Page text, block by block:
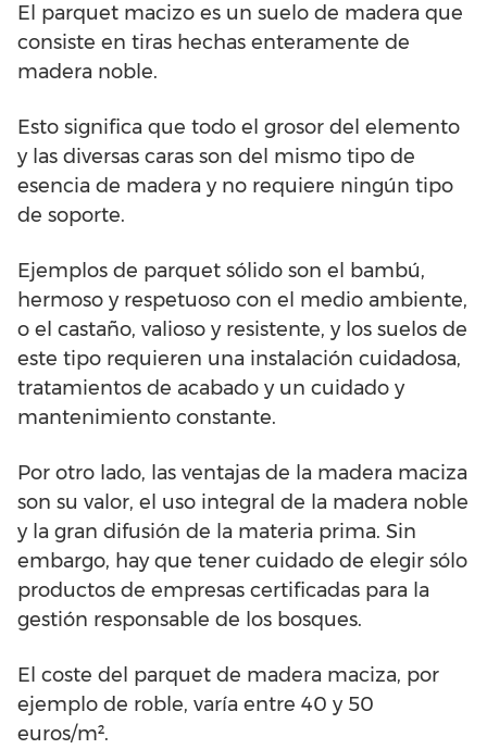
El parquet macizo es un suelo de madera que
consiste en tiras hechas enteramente de
madera noble.
Esto significa que todo el grosor del elemento
y las diversas caras son del mismo tipo de
esencia de madera y no requiere ningún tipo
de soporte.
Ejemplos de parquet sólido son el bambú,
hermoso y respetuoso con el medio ambiente,
o el castaño, valioso y resistente, y los suelos de
este tipo requieren una instalación cuidadosa,
tratamientos de acabado y un cuidado y
mantenimiento constante.
Por otro lado, las ventajas de la madera maciza
son su valor, el uso integral de la madera noble
y la gran difusión de la materia prima. Sin
embargo, hay que tener cuidado de elegir sólo
productos de empresas certificadas para la
gestión responsable de los bosques.
El coste del parquet de madera maciza, por
ejemplo de roble, varía entre 40 y 50
euros/m².